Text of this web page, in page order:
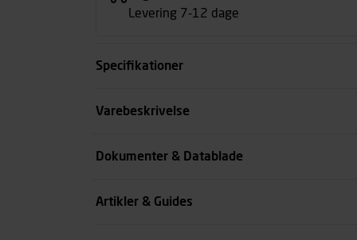
Levering 7-12 dage
Specifikationer
Farve
Varebeskrivelse
Dokumenter & Datablade
Artikler & Guides